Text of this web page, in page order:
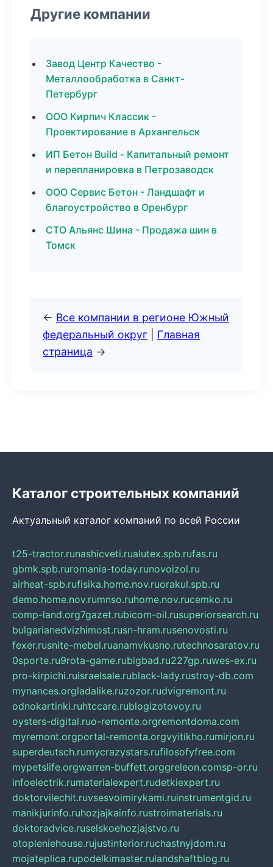
Другие компании
Завод Центр Качество -
Металлообработка в Санкт-
Петербург
ООО Кирпич Классик -
Проектирование в Архангельск
ИП Бетон Build - Капитальный ремонт
и перепланировка в Петрозаводск
ООО Сервис Бетон - Ландшафт и
благоустройство в Оренбург
СТО Альянс Шина - Продажа шин в
Томск
← Все компании в регионе Южный
федеральный округ
Главная
страница →
Каталог строительных компаний
Актуальный каталог компаний по всей России
t25-tractor.runashicveti.rualutex.spb.rufas.ru
gbmk.spb.ruromania-today.runovoizol.ru
airheat-spb.rufisika.home.nov.ruorakul.spb.ru
demo.home.nov.rumnso.ruhome.nov.rucemko.ru
comp-land.org7gazet.rubicom-oil.rusuperiorsearch.ru
bulgarianedvizhimost.rusn-hram.rusenovosti.ru
fexer.rusnite-mebel.ruanamvkusno.rutechnosaratov.ru
0sporte.ru9rota-game.rubigbad.ru227gp.ruwes-ex.ru
pro-kirpichi.ruisraelsale.rublack-lady.rustroy-db.com
mynances.orgladalike.ruzozor.rudvigremont.ru
odnokartinki.ruhtccare.rublogizotovoy.ru
oysters-digital.ruo-remonte.orgremontdoma.com
myremont.orgportal-remonta.orgvyitikho.rumirjon.ru
superdeutsch.rumycrazystars.rufilosofyfree.com
mypetslife.orgwarren-buffett.orggreleon.comsp-or.ru
infoelectrik.rumaterialexpert.rudetkiexpert.ru
doktorvilechit.ruvsesvoimirykami.ruinstrumentgid.ru
manikjurinfo.ruhozjajkainfo.rustroimaterials.ru
doktoradvice.ruselskoehozjajstvo.ru
otopleniehouse.rujustinterior.ruchastnyjdom.ru
mojateplica.rupodelkimaster.rulandshaftblog.ru